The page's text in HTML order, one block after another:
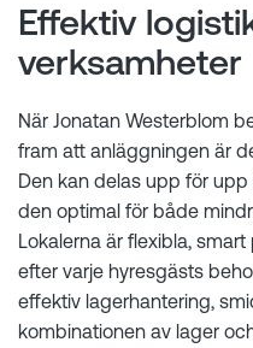
Effektiv
verksamheter
När Jonatan Westerblom
fram att anläggningen är
Den kan delas upp för
den optimal för både
Lokalerna är flexibla,
efter varje hyresgästs
effektiv lagerhantering,
kombinationen av lager